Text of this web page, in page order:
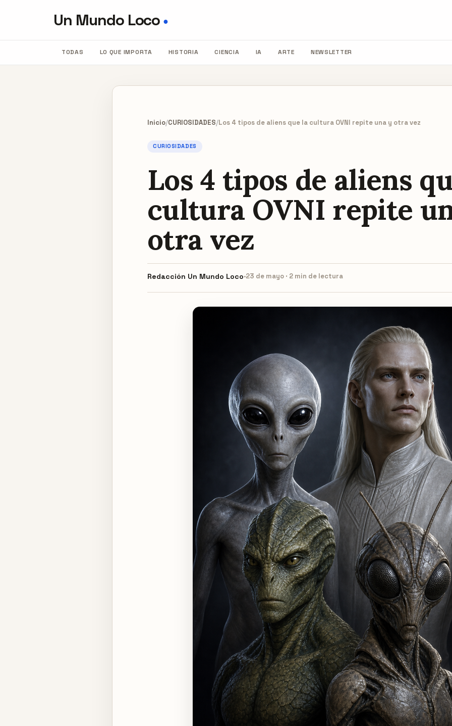
Un Mundo Loco ●
TODAS LO QUE IMPORTA HISTORIA CIENCIA IA ARTE NEWSLETTER
Inicio/CURIOSIDADES/Los 4 tipos de aliens que la cultura OVNI repite una y otra vez
CURIOSIDADES
Los 4 tipos de aliens
cultura OVNI repite
otra vez
Redacción Un Mundo Loco·23 de mayo · 2 min de lectura